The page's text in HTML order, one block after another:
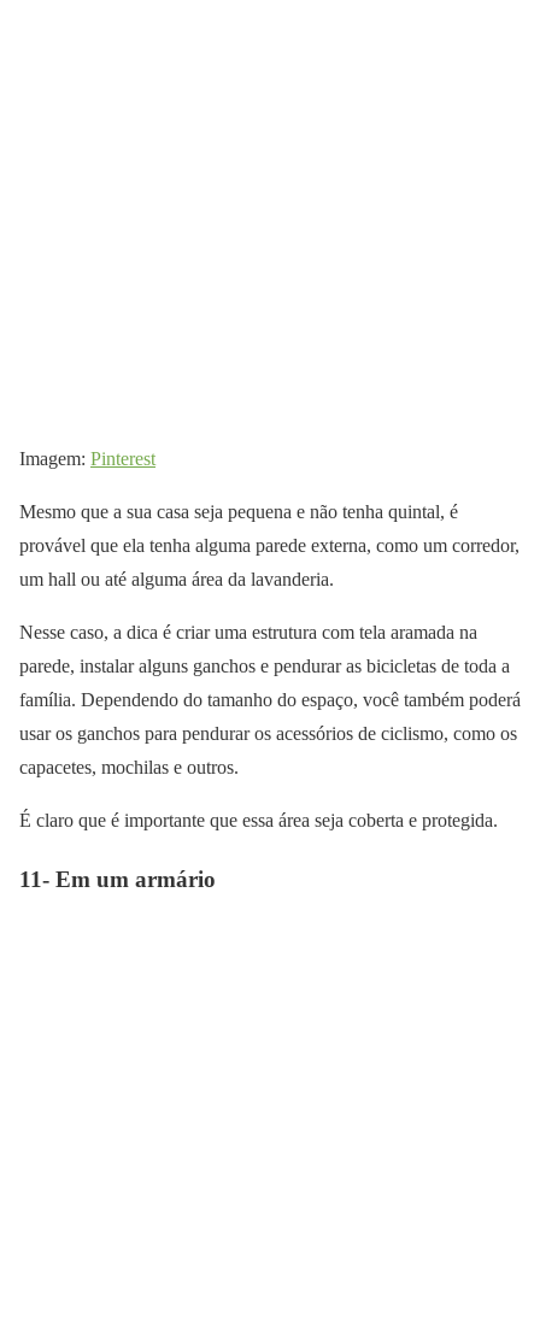
Imagem: Pinterest
Mesmo que a sua casa seja pequena e não tenha quintal, é
provável que ela tenha alguma parede externa, como um corredor,
um hall ou até alguma área da lavanderia.
Nesse caso, a dica é criar uma estrutura com tela aramada na
parede, instalar alguns ganchos e pendurar as bicicletas de toda a
família. Dependendo do tamanho do espaço, você também poderá
usar os ganchos para pendurar os acessórios de ciclismo, como os
capacetes, mochilas e outros.
É claro que é importante que essa área seja coberta e protegida.
11- Em um armário